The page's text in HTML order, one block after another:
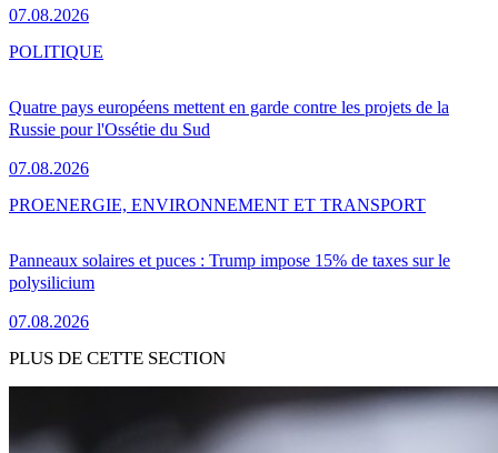
07.08.2026
Quatre pays européens mettent en garde contre les projets de la
Russie pour l'Ossétie du Sud
07.08.2026
POLITIQUE
Panneaux solaires et puces : Trump impose 15% de taxes sur le
polysilicium
07.08.2026
PROENERGIE, ENVIRONNEMENT ET TRANSPORT
PLUS DE CETTE SECTION